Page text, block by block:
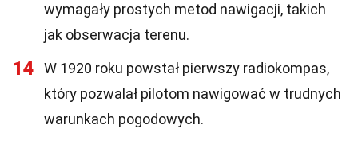
wymagały prostych metod nawigacji, takich
jak obserwacja terenu.
14
W 1920 roku powstał pierwszy radiokompas,
który pozwalał pilotom nawigować w trudnych
warunkach pogodowych.